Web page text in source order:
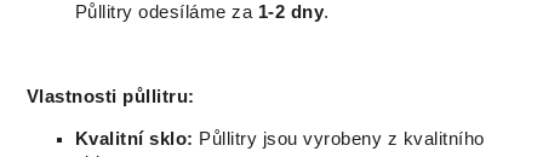
Půllitry odesíláme za 1-2 dny.
Vlastnosti půllitru:
Kvalitní sklo: Půllitry jsou vyrobeny z kvalitního